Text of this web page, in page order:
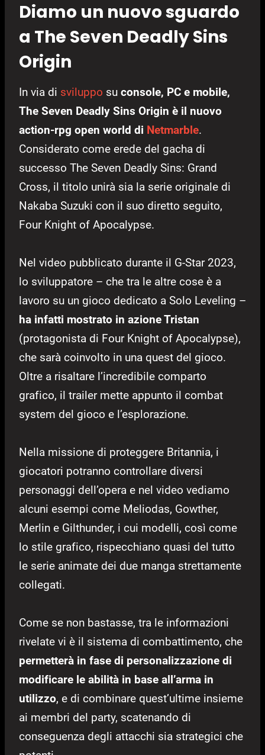
Diamo un nuovo sguardo
a The Seven Deadly Sins
Origin
In via di sviluppo su console, PC e mobile,
The Seven Deadly Sins Origin è il nuovo
action-rpg open world di Netmarble.
Considerato come erede del gacha di
successo The Seven Deadly Sins: Grand
Cross, il titolo unirà sia la serie originale di
Nakaba Suzuki con il suo diretto seguito,
Four Knight of Apocalypse.
Nel video pubblicato durante il G-Star 2023,
lo sviluppatore – che tra le altre cose è a
lavoro su un gioco dedicato a Solo Leveling –
ha infatti mostrato in azione Tristan
(protagonista di Four Knight of Apocalypse),
che sarà coinvolto in una quest del gioco.
Oltre a risaltare l’incredibile comparto
grafico, il trailer mette appunto il combat
system del gioco e l’esplorazione.
Nella missione di proteggere Britannia, i
giocatori potranno controllare diversi
personaggi dell’opera e nel video vediamo
alcuni esempi come Meliodas, Gowther,
Merlin e Gilthunder, i cui modelli, così come
lo stile grafico, rispecchiano quasi del tutto
le serie animate dei due manga strettamente
collegati.
Come se non bastasse, tra le informazioni
rivelate vi è il sistema di combattimento, che
permetterà in fase di personalizzazione di
modificare le abilità in base all’arma in
utilizzo, e di combinare quest’ultime insieme
ai membri del party, scatenando di
conseguenza degli attacchi sia strategici che